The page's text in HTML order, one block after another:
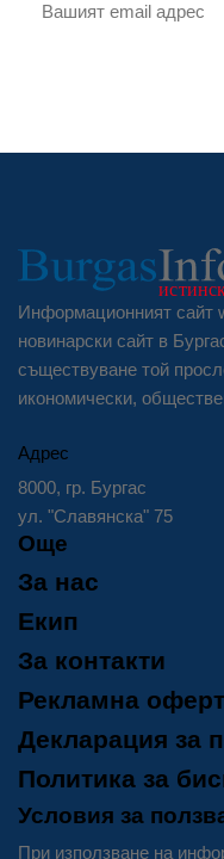
Информационният сайт
новинарски сайт в
съществуване той
икономически,
Адрес
8000, гр. Бургас
ул. "Славянска" 75
Още
За нас
Екип
За контакти
Рекламна
Декларация за
Политика за
Условия за
При използване на